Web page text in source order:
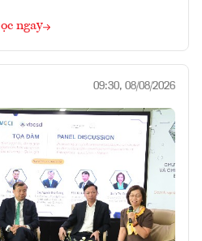
ngay
09:30, 08/08/2026